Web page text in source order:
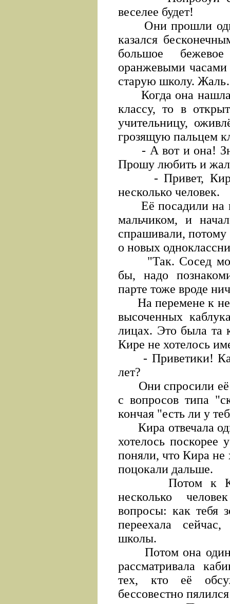
веселее будет!
Они прошли один
казался
большое
оранжевыми
старую школу.
Когда она нашла
классу, то в
учительницу,
грозящую пальцем
- А вот и она!
Прошу любить и
- Привет, Кира,
несколько человек.
Её посадили на
мальчиком, и
спрашивали, потому
о новых
"Так. Сосед мой
бы, надо
парте тоже вроде
На перемене к
высоченных
лицах. Это была та
Кире не хотелось
- Приветики! Как
лет?
Они спросили её
с вопросов типа
кончая "есть ли у
Кира отвечала
хотелось поскорее
поняли, что Кира не
поцокали дальше.
Потом к Кире
несколько
вопросы: как тебя
переехала
школы.
Потом она
рассматривала
тех, кто её
бессовестно